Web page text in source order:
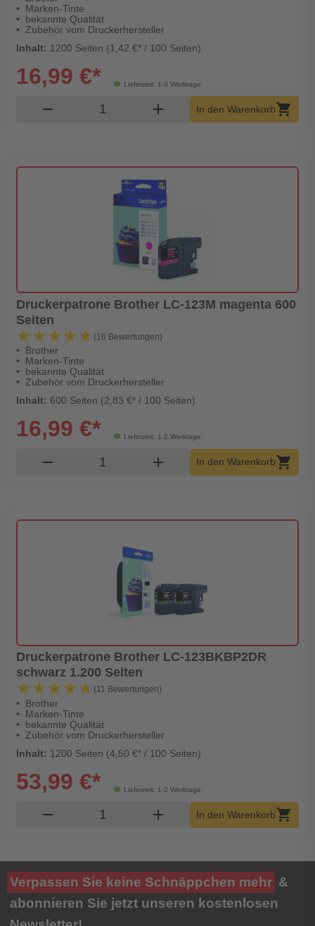
Marken-Tinte
bekannte Qualität
Zubehör vom Druckerhersteller
Inhalt: 1200 Seiten (1,42 €* / 100 Seiten)
Lieferzeit: 1-3 Werktage
16,99 €*
remove Produkt Warenkorb Menge
add In den Warenkorbshopping_cart
Druckerpatrone Brother LC-123M magenta 600
Seiten
★★★★★
★★★★★ (16 Bewertungen)
Brother
Marken-Tinte
bekannte Qualität
Zubehör vom Druckerhersteller
Inhalt: 600 Seiten (2,83 €* / 100 Seiten)
Lieferzeit: 1-2 Werktage
16,99 €*
remove Produkt Warenkorb Menge
add In den Warenkorbshopping_cart
Druckerpatrone Brother LC-123BKBP2DR
schwarz 1.200 Seiten
★★★★★
★★★★★ (11 Bewertungen)
Brother
Marken-Tinte
bekannte Qualität
Zubehör vom Druckerhersteller
Inhalt: 1200 Seiten (4,50 €* / 100 Seiten)
Lieferzeit: 1-2 Werktage
53,99 €*
remove Produkt Warenkorb Menge
add In den Warenkorbshopping_cart
Verpassen Sie keine Schnäppchen mehr &
abonnieren Sie jetzt unseren kostenlosen